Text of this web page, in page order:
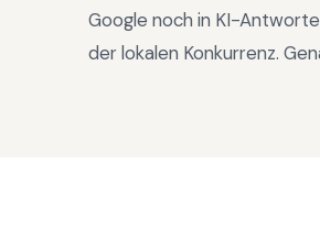
Google noch in KI-
der lokalen Konkurrenz.